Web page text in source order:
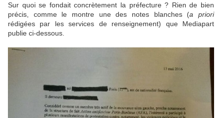
Sur quoi se fondait concrètement la préfecture ? Rien de bien
précis, comme le montre une des notes blanches (a priori
rédigées par les services de renseignement) que Mediapart
publie ci-dessous.